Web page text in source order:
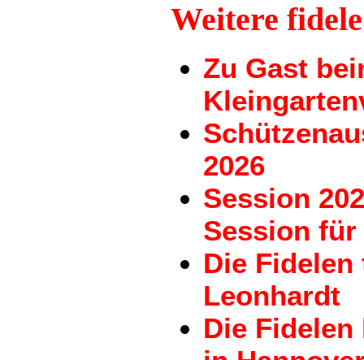
Weitere
Zu Gast
2026
Session
Session
Die
Leonhardt
Die